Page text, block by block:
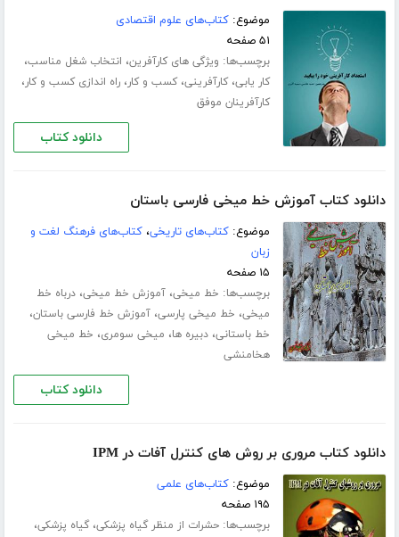
موضوع:کتاب‌های علوم اقتصادی
۵۱ صفحه
برچسب‌ها: ویژگی های کارآفرین، انتخاب شغل مناسب،
کار یابی،کارآفرینی،کسب و کار،راه اندازی کسب و کار،
کارآفرینان موفق
دانلود کتاب
دانلود کتاب آموزش خط میخی فارسی باستان
موضوع:کتاب‌های تاریخی،کتاب‌های فرهنگ لغت و
زبان
۱۵ صفحه
برچسب‌ها: خط میخی،آموزش خط میخی،درباه خط
میخی، خط میخی پارسی،آموزش خط فارسی باستان،
خط باستانی،دبیره ها، میخی سومری، خط میخی
هخامنشی
دانلود کتاب
دانلود کتاب مروری بر روش های کنترل آفات در IPM
موضوع:کتاب‌های علمی
۱۹۵ صفحه
برچسب‌ها:حشرات از منظر گیاه پزشکی،گیاه پزشکی،